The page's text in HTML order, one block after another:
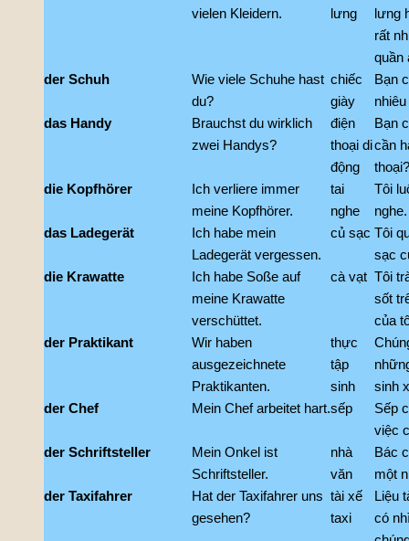
vielen Kleidern.
lưng
lưng
rất
quần
der Schuh
Wie viele Schuhe hast
du?
chiếc
giày
Bạn
das Handy
Brauchst du wirklich
zwei Handys?
điện
thoại di
động
Bạn
cần
thoại?
die Kopfhörer
Ich verliere immer
meine Kopfhörer.
tai
nghe
Tôi
nghe.
das Ladegerät
Ich habe mein
Ladegerät vergessen.
củ sạc Tôi
sạc
die Krawatte
Ich habe Soße auf
meine Krawatte
verschüttet.
cà vạt Tôi
sốt
của
der Praktikant
Wir haben
ausgezeichnete
Praktikanten.
thực
tập
sinh
sinh
der Chef
Mein Chef arbeitet hart.sếp
Sếp
việc
der Schriftsteller
Mein Onkel ist
Schriftsteller.
nhà
văn
Bác
một
der Taxifahrer
Hat der Taxifahrer uns
gesehen?
tài xế
taxi
Liệu
có